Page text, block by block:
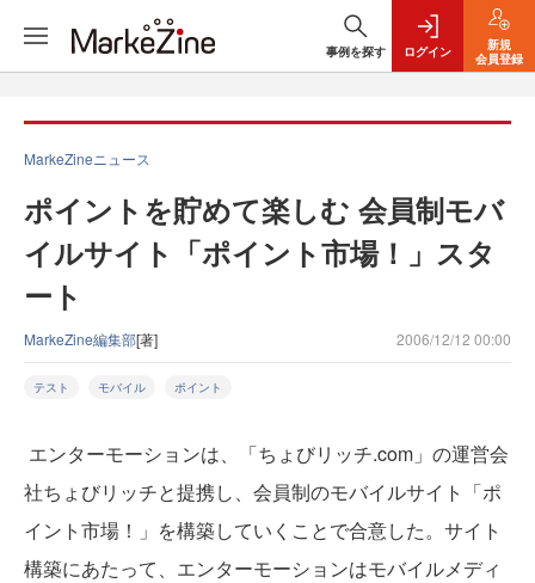
事例を探す ログイン
新規
会員登録
MarkeZineニュース
ポイントを貯めて楽しむ 会員制モバ
イルサイト「ポイント市場！」スタ
ート
MarkeZine編集部[著] 2006/12/12 00:00
テスト モバイル ポイント
エンターモーションは、「ちょびリッチ.com」の運営会
社ちょびリッチと提携し、会員制のモバイルサイト「ポ
イント市場！」を構築していくことで合意した。サイト
構築にあたって、エンターモーションはモバイルメディ